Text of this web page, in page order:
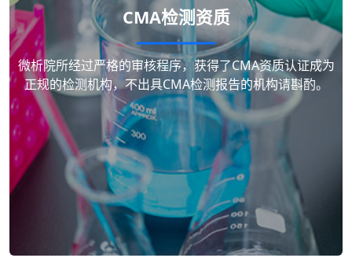
CMA检测资质
微析院所经过严格的审核程序，获得了CMA资质认证成为
正规的检测机构，不出具CMA检测报告的机构请斟酌。